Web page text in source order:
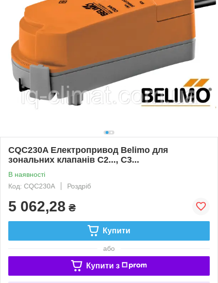
CQC230A Електропривод Belimo для
зональних клапанів C2..., C3...
В наявності
Код: CQC230A
Роздріб
5 062,28 ₴
Купити
або
Купити з